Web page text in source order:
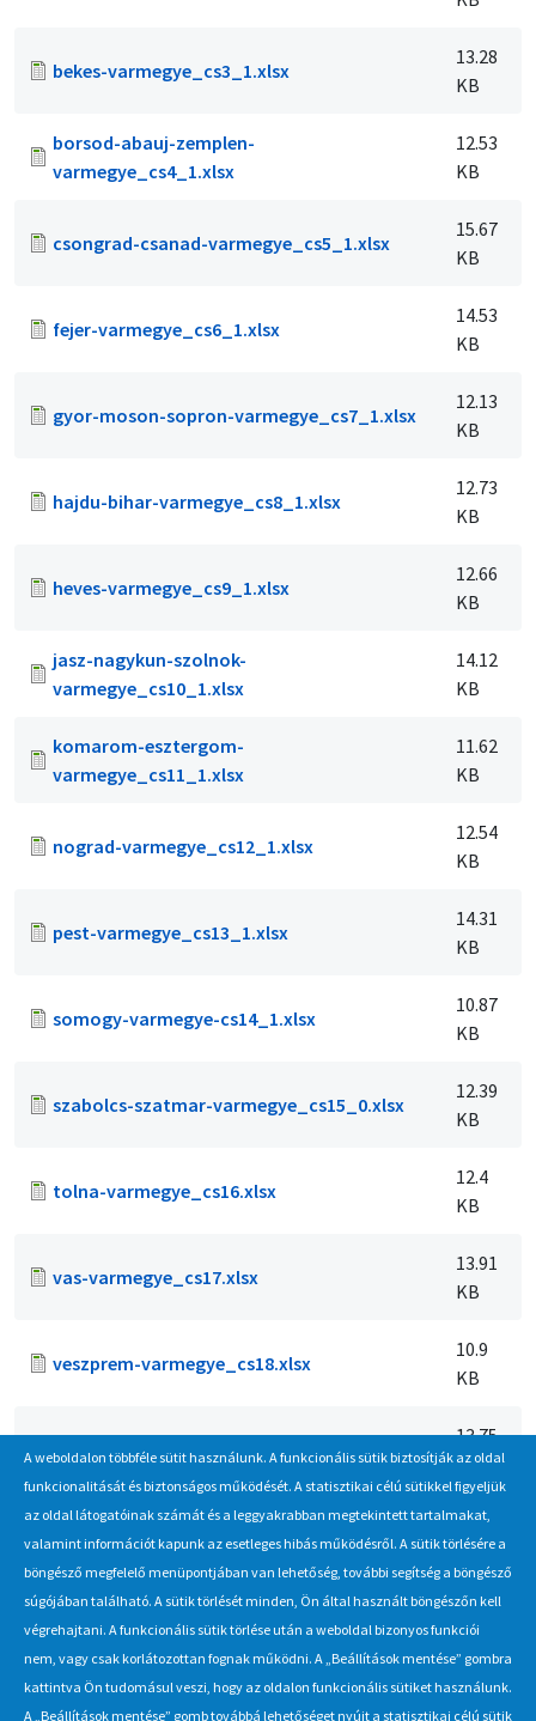
bekes-varmegye_cs3_1.xlsx
13.28
KB
borsod-abauj-zemplen-
varmegye_cs4_1.xlsx
12.53
KB
csongrad-csanad-varmegye_cs5_1.xlsx
15.67
KB
fejer-varmegye_cs6_1.xlsx
14.53
KB
gyor-moson-sopron-varmegye_cs7_1.xlsx
12.13
KB
hajdu-bihar-varmegye_cs8_1.xlsx
12.73
KB
heves-varmegye_cs9_1.xlsx
12.66
KB
jasz-nagykun-szolnok-
varmegye_cs10_1.xlsx
14.12
KB
komarom-esztergom-
varmegye_cs11_1.xlsx
11.62
KB
nograd-varmegye_cs12_1.xlsx
12.54
KB
pest-varmegye_cs13_1.xlsx
14.31
KB
somogy-varmegye-cs14_1.xlsx
10.87
KB
szabolcs-szatmar-varmegye_cs15_0.xlsx
12.39
KB
tolna-varmegye_cs16.xlsx
12.4
KB
vas-varmegye_cs17.xlsx
13.91
KB
veszprem-varmegye_cs18.xlsx
10.9
KB
zala-varmegye_cs19.xlsx
13.75
KB
Hírlevél
Iratkozzon fel Beszerzés Hírlevél szolgáltatásunkra, hogy értesüljön
a MÁV-csoport által indított új beszerzési eljárásokról, anyag,
eszközértékesítési akciókról.
A weboldalon többféle sütit használunk. A funkcionális sütik biztosítják az oldal
funkcionalitását és biztonságos működését. A statisztikai célú sütikkel figyeljük
az oldal látogatóinak számát és a leggyakrabban megtekintett tartalmakat,
valamint információt kapunk az esetleges hibás működésről. A sütik törlésére a
böngésző megfelelő menüpontjában van lehetőség, további segítség a böngésző
súgójában található. A sütik törlését minden, Ön által használt böngészőn kell
végrehajtani. A funkcionális sütik törlése után a weboldal bizonyos funkciói
nem, vagy csak korlátozottan fognak működni. A „Beállítások mentése” gombra
kattintva Ön tudomásul veszi, hogy az oldalon funkcionális sütiket használunk.
A „Beállítások mentése” gomb továbbá lehetőséget nyújt a statisztikai célú sütik